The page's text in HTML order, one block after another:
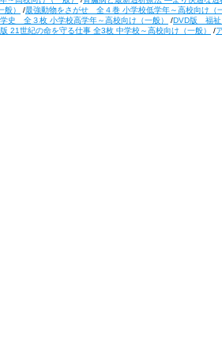
）
/最強動物をさがせ 全４巻 小学校低学年～高校向け（
史 全３枚 小学校高学年～高校向け（一般） /DVD版 福祉
21世紀の命を守る仕事 全3枚 中学校～高校向け（一般） /